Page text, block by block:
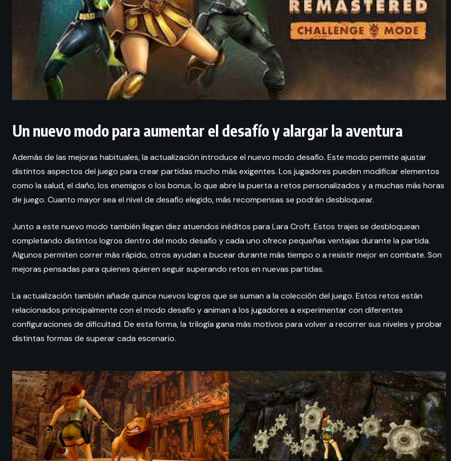
Un nuevo modo para aumentar el desafío y alargar la aventura
Además de las mejoras habituales, la actualización introduce el nuevo modo desafío. Este modo permite ajustar
distintos aspectos del juego para crear partidas mucho más exigentes. Los jugadores pueden modificar elementos
como la salud, el daño, los enemigos o los bonus, lo que abre la puerta a retos personalizados y a muchas más horas
de juego. Cuanto mayor sea el nivel de desafío elegido, más recompensas se podrán desbloquear.
Junto a este nuevo modo también llegan diez atuendos inéditos para Lara Croft. Estos trajes se desbloquean
completando distintos logros dentro del modo desafío y cada uno ofrece pequeñas ventajas durante la partida.
Algunos permiten correr más rápido, otros ayudan a bucear durante más tiempo o a resistir mejor en combate. Son
mejoras pensadas para quienes quieren seguir superando retos en nuevas partidas.
La actualización también añade quince nuevos logros que se suman a la colección del juego. Estos retos están
relacionados principalmente con el modo desafío y animan a los jugadores a experimentar con diferentes
configuraciones de dificultad. De esta forma, la trilogía gana más motivos para volver a recorrer sus niveles y probar
distintas formas de superar cada escenario.